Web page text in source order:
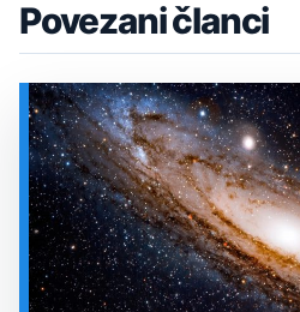
Povezani članci